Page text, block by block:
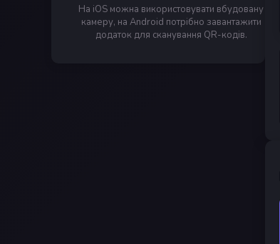
На iOS можна використовувати вбудовану
камеру, на Android потрібно завантажити
додаток для сканування QR-кодів.